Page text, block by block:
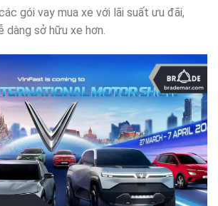
gói vay mua xe với lãi suất ưu đãi,
dàng sở hữu xe hơn.